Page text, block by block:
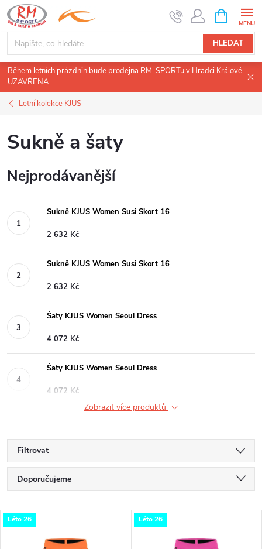
Přejít
na
obsah
HLEDAT
NÁKUPNÍ
KOŠÍK
Během letních prázdnin bude prodejna RM-SPORTu v Hradci Králové
UZAVŘENA.
Letní kolekce KJUS
Sukně a šaty
Nejprodávanější
Sukně KJUS Women Susi Skort 16
2 632 Kč
Sukně KJUS Women Susi Skort 16
2 632 Kč
Šaty KJUS Women Seoul Dress
4 072 Kč
Šaty KJUS Women Seoul Dress
4 072 Kč
Zobrazit více produktů
Filtrovat
Ř
a
Doporučujeme
Nejdražší
V
Léto 26 Léto 26